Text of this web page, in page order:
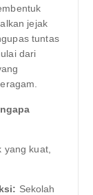
jejak
tuntas
dari
yang kuat,
Sekolah